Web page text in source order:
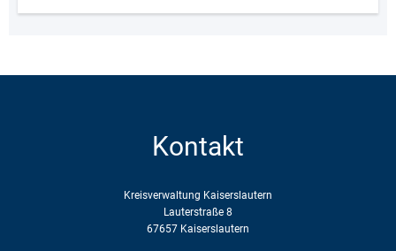
Kontakt
Kreisverwaltung Kaiserslautern
Lauterstraße 8
67657 Kaiserslautern